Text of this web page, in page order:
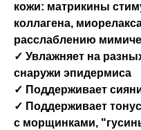
кожи: матрикины
коллагена,
расслаблению
✓ Увлажняет на
снаружи эпидермиса
✓ Поддерживает
✓ Поддерживает
с морщинками,